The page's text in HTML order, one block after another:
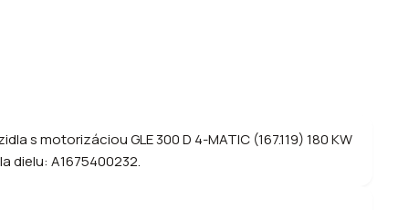
s motorizáciou GLE 300 D 4-MATIC (167.119) 180 KW
dielu: A1675400232.